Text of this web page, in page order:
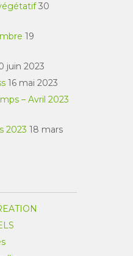
30
19
juin 2023
16 mai 2023
– Avril 2023
2023 18 mars